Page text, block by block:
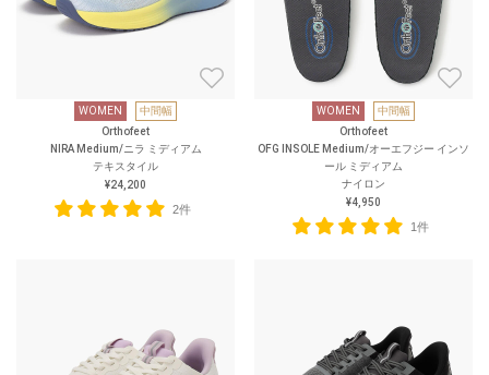
WOMEN
中間幅
Orthofeet
NIRA Medium/ニラ ミディアム
テキスタイル
¥24,200
2件
WOMEN
中間幅
Orthofeet
OFG INSOLE Medium/オーエフジー インソ
ール ミディアム
ナイロン
¥4,950
1件